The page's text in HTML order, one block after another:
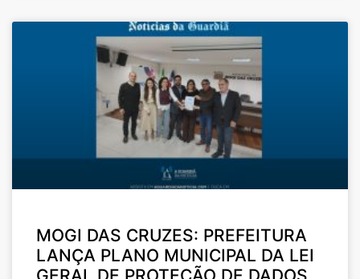
MOGI DAS CRUZES: PREFEITURA
LANÇA PLANO MUNICIPAL DA LEI